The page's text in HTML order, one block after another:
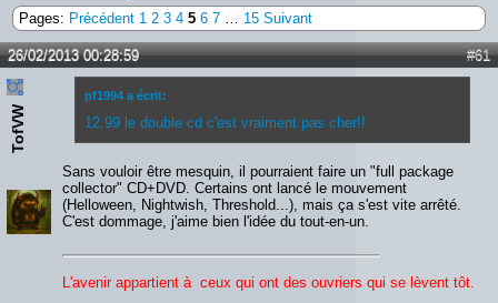
Pages: Précédent 1 2 3 4 5 6 7 … 15 Suivant
#61
26/02/2013 00:28:59
TofVW
pf1994 a écrit:
12.99 le double cd c'est vraiment pas cher!!
Sans vouloir être mesquin, il pourraient faire un "full package
collector" CD+DVD. Certains ont lancé le mouvement
(Helloween, Nightwish, Threshold...), mais ça s'est vite arrêté.
C'est dommage, j'aime bien l'idée du tout-en-un.
L'avenir appartient à ceux qui ont des ouvriers qui se lèvent tôt.